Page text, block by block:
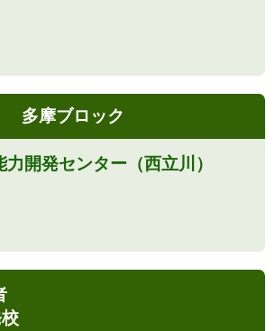
多摩ブロック
力開発センター（西立川）